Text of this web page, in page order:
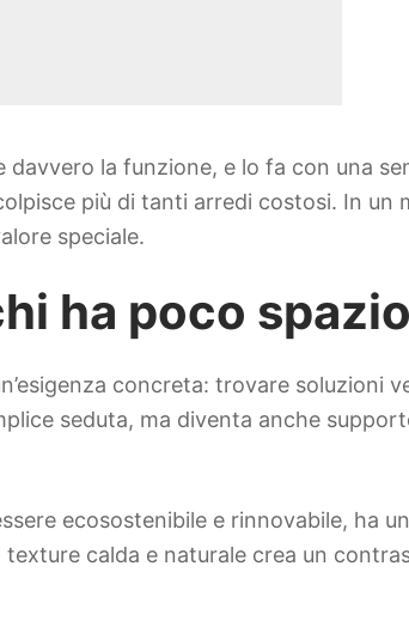
la funzione, e lo fa con una
più di tanti arredi costosi. In
speciale.
ha poco spazio
concreta: trovare soluzioni
seduta, ma diventa anche
ecosostenibile e rinnovabile, ha
calda e naturale crea un